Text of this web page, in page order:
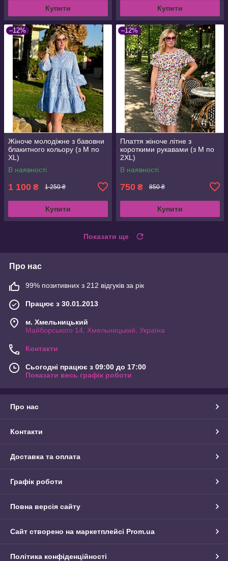
Купити Купити
–12%
Жіноче молодіжне з бавовни
блакитного кольору (з M по
XL)
В наявності
1 100 ₴ 1 250 ₴
Купити
–12%
Плаття жіноче літне з
короткими рукавами (з M по
2XL)
В наявності
750 ₴ 850 ₴
Купити
Показати ще
Про нас
99% позитивних з 212 відгуків за рік
Працює з 30.01.2013
м. Хмельницький
Майборського 14, Хмельницький, Україна
Контакти
Сьогодні працює з 09:00 до 17:00
Показати весь графік роботи
Про нас
Контакти
Доставка та оплата
Графік роботи
Повна версія сайту
Сайт створено на маркетплейсі Prom.ua
Політика конфіденційності